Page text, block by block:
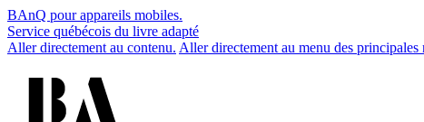
BAnQ pour appareils mobiles.
Service québécois du livre adapté
Aller directement au contenu. Aller directement au menu des principales